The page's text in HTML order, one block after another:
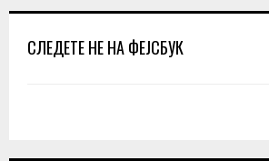
СЛЕДЕТЕ НЕ НА ФЕЈСБУК